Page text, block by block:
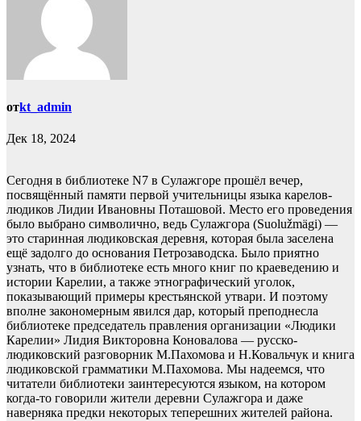
отkt_admin
Дек 18, 2024
Сегодня в библиотеке N7 в Сулажгоре прошёл вечер,
посвящённый памяти первой учительницы языка карелов-
людиков Лидии Ивановны Поташовой. Место его проведения
было выбрано символично, ведь Сулажгора (Suolužmägi) —
это старинная людиковская деревня, которая была заселена
ещё задолго до основания Петрозаводска. Было приятно
узнать, что в библиотеке есть много книг по краеведению и
истории Карелии, а также этнографический уголок,
показывающий примеры крестьянской утвари. И поэтому
вполне закономерным явился дар, который преподнесла
библиотеке председатель правления организации «Людики
Карелии» Лидия Викторовна Коновалова — русско-
людиковский разговорник М.Пахомова и Н.Ковальчук и книга
людиковской грамматики М.Пахомова. Мы надеемся, что
читатели библиотеки заинтересуются языком, на котором
когда-то говорили жители деревни Сулажгора и даже
наверняка предки некоторых теперешних жителей района.